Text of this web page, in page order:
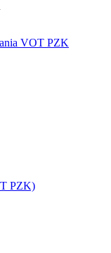
VOT PZK
PZK)